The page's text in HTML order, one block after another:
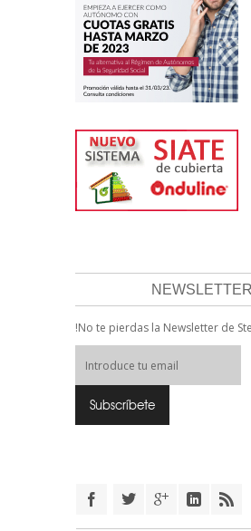
NEWSLETTER
!No te pierdas la Newsletter de